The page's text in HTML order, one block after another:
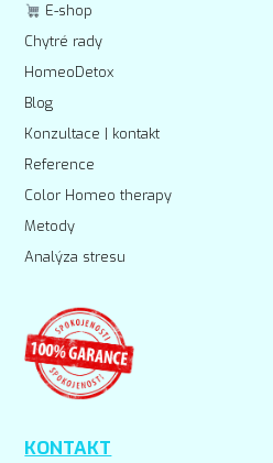
E-shop
Chytré rady
HomeoDetox
Blog
Konzultace | kontakt
Reference
Color Homeo therapy
Metody
Analýza stresu
KONTAKT